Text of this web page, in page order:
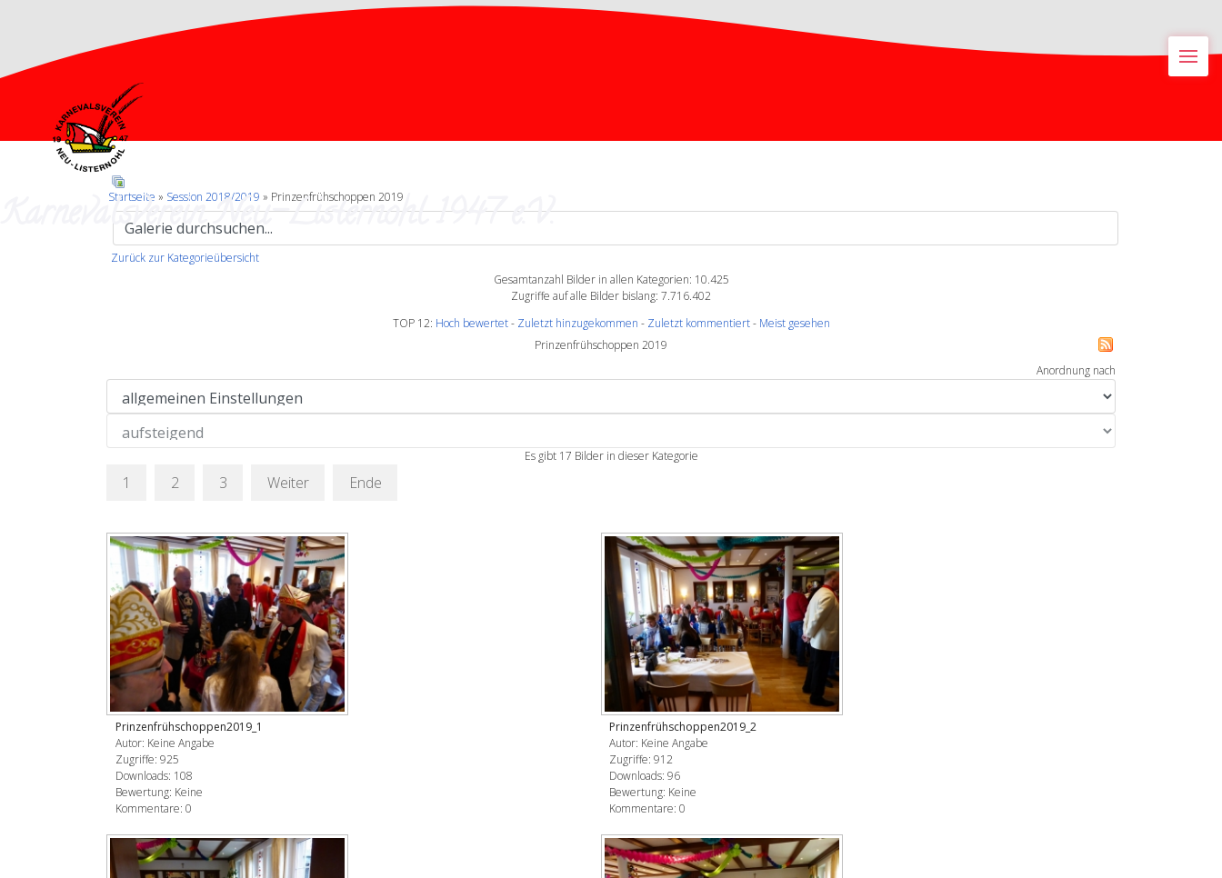
Karnevalsverein Neu-Listernohl 1947 e.V.
Startseite » Session 2018/2019 » Prinzenfrühschoppen 2019
Zurück zur Kategorieübersicht
Gesamtanzahl Bilder in allen Kategorien: 10.425
Zugriffe auf alle Bilder bislang: 7.716.402
TOP 12: Hoch bewertet- Zuletzt hinzugekommen - Zuletzt kommentiert- Meist gesehen
Prinzenfrühschoppen 2019
Anordnung nach
Es gibt 17 Bilder in dieser Kategorie
1 2 3 Weiter Ende
Prinzenfrühschoppen2019_1
Autor: Keine Angabe
Zugriffe: 925
Downloads: 108
Bewertung: Keine
Kommentare: 0
Prinzenfrühschoppen2019_2
Autor: Keine Angabe
Zugriffe: 912
Downloads: 96
Bewertung: Keine
Kommentare: 0